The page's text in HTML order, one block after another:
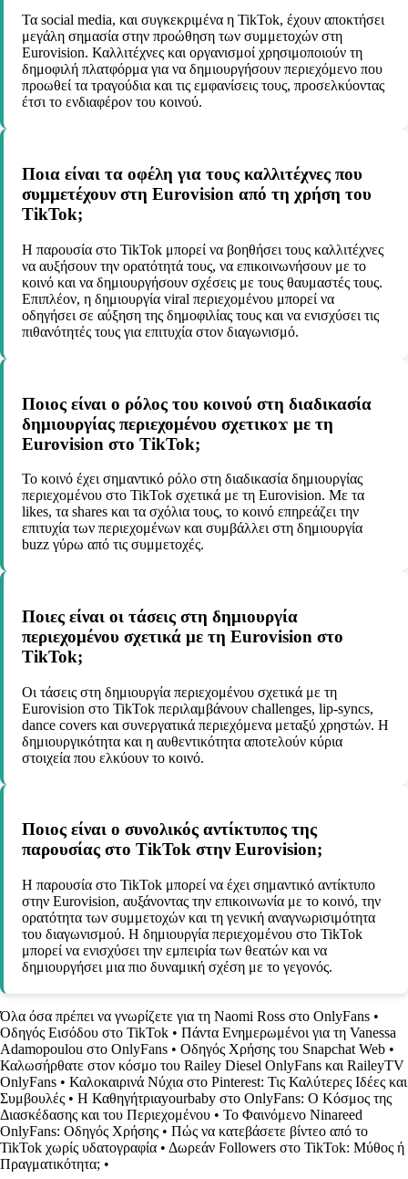
Τα social media, και συγκεκριμένα η TikTok, έχουν αποκτήσει
μεγάλη σημασία στην προώθηση των συμμετοχών στη
Eurovision. Καλλιτέχνες και οργανισμοί χρησιμοποιούν τη
δημοφιλή πλατφόρμα για να δημιουργήσουν περιεχόμενο που
προωθεί τα τραγούδια και τις εμφανίσεις τους, προσελκύοντας
έτσι το ενδιαφέρον του κοινού.
Ποια είναι τα οφέλη για τους καλλιτέχνες που
συμμετέχουν στη Eurovision από τη χρήση του
TikTok;
Η παρουσία στο TikTok μπορεί να βοηθήσει τους καλλιτέχνες
να αυξήσουν την ορατότητά τους, να επικοινωνήσουν με το
κοινό και να δημιουργήσουν σχέσεις με τους θαυμαστές τους.
Επιπλέον, η δημιουργία viral περιεχομένου μπορεί να
οδηγήσει σε αύξηση της δημοφιλίας τους και να ενισχύσει τις
πιθανότητές τους για επιτυχία στον διαγωνισμό.
Ποιος είναι ο ρόλος του κοινού στη διαδικασία
δημιουργίας περιεχομένου σχετικοϫ με τη
Eurovision στο TikTok;
Το κοινό έχει σημαντικό ρόλο στη διαδικασία δημιουργίας
περιεχομένου στο TikTok σχετικά με τη Eurovision. Με τα
likes, τα shares και τα σχόλια τους, το κοινό επηρεάζει την
επιτυχία των περιεχομένων και συμβάλλει στη δημιουργία
buzz γύρω από τις συμμετοχές.
Ποιες είναι οι τάσεις στη δημιουργία
περιεχομένου σχετικά με τη Eurovision στο
TikTok;
Οι τάσεις στη δημιουργία περιεχομένου σχετικά με τη
Eurovision στο TikTok περιλαμβάνουν challenges, lip-syncs,
dance covers και συνεργατικά περιεχόμενα μεταξύ χρηστών. Η
δημιουργικότητα και η αυθεντικότητα αποτελούν κύρια
στοιχεία που ελκύουν το κοινό.
Ποιος είναι ο συνολικός αντίκτυπος της
παρουσίας στο TikTok στην Eurovision;
Η παρουσία στο TikTok μπορεί να έχει σημαντικό αντίκτυπο
στην Eurovision, αυξάνοντας την επικοινωνία με το κοινό, την
ορατότητα των συμμετοχών και τη γενική αναγνωρισιμότητα
του διαγωνισμού. Η δημιουργία περιεχομένου στο TikTok
μπορεί να ενισχύσει την εμπειρία των θεατών και να
δημιουργήσει μια πιο δυναμική σχέση με το γεγονός.
Όλα όσα πρέπει να γνωρίζετε για τη Naomi Ross στο OnlyFans •
Οδηγός Εισόδου στο TikTok • Πάντα Ενημερωμένοι για τη Vanessa
Adamopoulou στο OnlyFans • Οδηγός Χρήσης του Snapchat Web •
Καλωσήρθατε στον κόσμο του Railey Diesel OnlyFans και RaileyTV
OnlyFans • Καλοκαιρινά Νύχια στο Pinterest: Τις Καλύτερες Ιδέες και
Συμβουλές • Η Καθηγήτριαyourbaby στο OnlyFans: Ο Κόσμος της
Διασκέδασης και του Περιεχομένου • Το Φαινόμενο Ninareed
OnlyFans: Οδηγός Χρήσης • Πώς να κατεβάσετε βίντεο από το
TikTok χωρίς υδατογραφία • Δωρεάν Followers στο TikTok: Μύθος ή
Πραγματικότητα; •